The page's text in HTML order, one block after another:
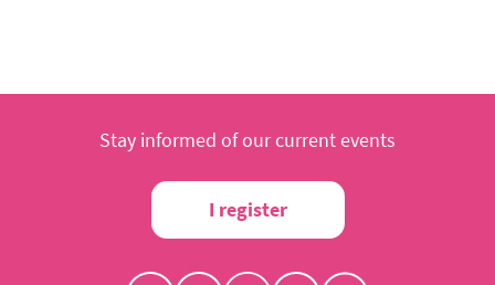
Stay informed of our current events
I register